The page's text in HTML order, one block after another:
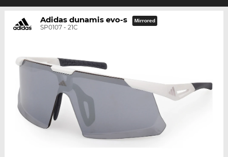
Adidas dunamis evo-s
SP0107 - 21C
Mirrored